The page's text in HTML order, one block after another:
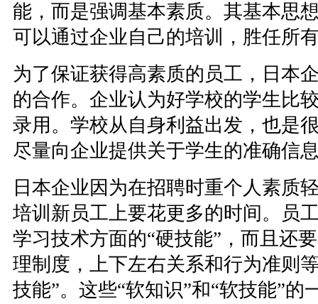
能，而是强调基本素质。其基本思
可以通过企业自己的培训，胜任所
为了保证获得高素质的员工，日本
的合作。企业认为好学校的学生比
录用。学校从自身利益出发，也是
尽量向企业提供关于学生的准确信
日本企业因为在招聘时重个人素质
培训新员工上要花更多的时间。员
学习技术方面的“硬技能”，而且还
理制度，上下左右关系和行为准则
技能”。这些“软知识”和“软技能”的